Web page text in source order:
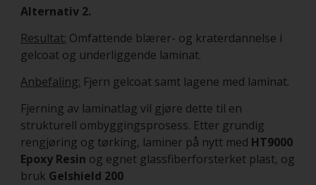
Alternativ 2.
Resultat: Omfattende blærer- og kraterdannelse i
gelcoat og underliggende laminat.
Anbefaling: Fjern gelcoat samt lagene med laminat.
Fjerning av laminatlag vil gjøre dette til en
strukturell ombyggingsprosess. Etter grundig
rengjøring og tørking, laminer på nytt med HT9000
Epoxy Resin og egnet glassfiberforsterket plast, og
bruk Gelshield 200